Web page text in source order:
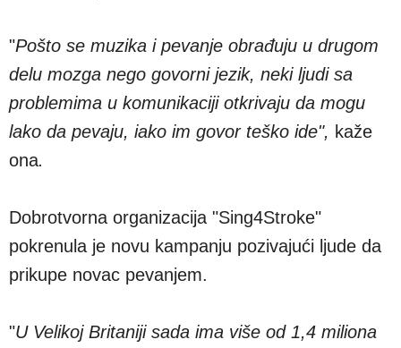
"Pošto se muzika i pevanje obrađuju u drugom
delu mozga nego govorni jezik, neki ljudi sa
problemima u komunikaciji otkrivaju da mogu
lako da pevaju, iako im govor teško ide", kaže
ona.
Dobrotvorna organizacija "Sing4Stroke"
pokrenula je novu kampanju pozivajući ljude da
prikupe novac pevanjem.
"U Velikoj Britaniji sada ima više od 1,4 miliona